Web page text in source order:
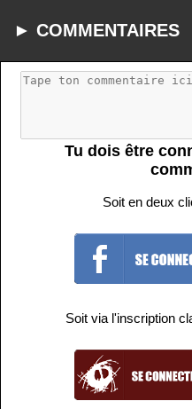
► COMMENTAIRES
Tu dois être
Soit en deux
Soit via l'inscription